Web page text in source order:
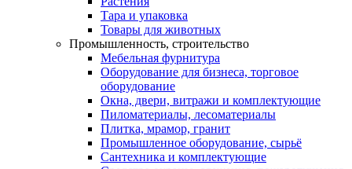
Тара и упаковка
Товары для животных
Промышленность, строительство
Мебельная фурнитура
Оборудование для бизнеса, торговое
оборудование
Окна, двери, витражи и комплектующие
Пиломатериалы, лесоматериалы
Плитка, мрамор, гранит
Промышленное оборудование, сырьё
Сантехника и комплектующие